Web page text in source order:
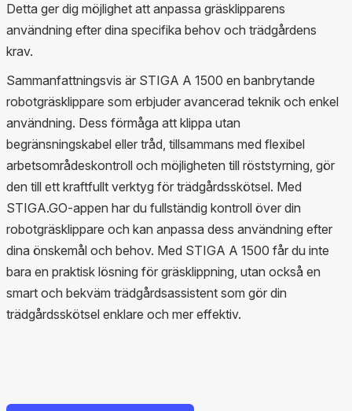
Detta ger dig möjlighet att anpassa gräsklipparens
användning efter dina specifika behov och trädgårdens
krav.
Sammanfattningsvis är STIGA A 1500 en banbrytande
robotgräsklippare som erbjuder avancerad teknik och enkel
användning. Dess förmåga att klippa utan
begränsningskabel eller tråd, tillsammans med flexibel
arbetsområdeskontroll och möjligheten till röststyrning, gör
den till ett kraftfullt verktyg för trädgårdsskötsel. Med
STIGA.GO-appen har du fullständig kontroll över din
robotgräsklippare och kan anpassa dess användning efter
dina önskemål och behov. Med STIGA A 1500 får du inte
bara en praktisk lösning för gräsklippning, utan också en
smart och bekväm trädgårdsassistent som gör din
trädgårdsskötsel enklare och mer effektiv.